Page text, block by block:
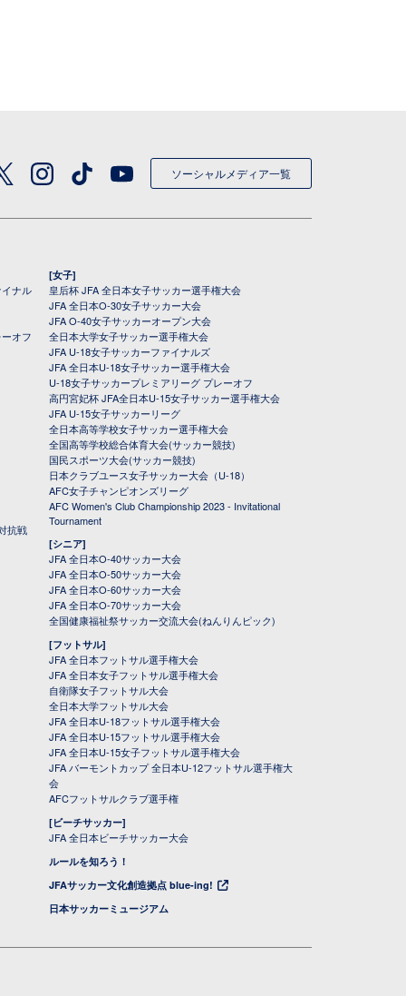
ソーシャルメディア一覧
ナル
オフ
抗戦
[女子]
皇后杯 JFA 全日本女子サッカー選手権大会
JFA 全日本O-30女子サッカー大会
JFA O-40女子サッカーオープン大会
全日本大学女子サッカー選手権大会
JFA U-18女子サッカーファイナルズ
JFA 全日本U-18女子サッカー選手権大会
U-18女子サッカープレミアリーグ プレーオフ
高円宮妃杯 JFA全日本U-15女子サッカー選手権大会
JFA U-15女子サッカーリーグ
全日本高等学校女子サッカー選手権大会
全国高等学校総合体育大会(サッカー競技)
国民スポーツ大会(サッカー競技)
日本クラブユース女子サッカー大会（U-18）
AFC女子チャンピオンズリーグ
AFC Women's Club Championship 2023 - Invitational
Tournament
[シニア]
JFA 全日本O-40サッカー大会
JFA 全日本O-50サッカー大会
JFA 全日本O-60サッカー大会
JFA 全日本O-70サッカー大会
全国健康福祉祭サッカー交流大会(ねんりんピック)
[フットサル]
JFA 全日本フットサル選手権大会
JFA 全日本女子フットサル選手権大会
自衛隊女子フットサル大会
全日本大学フットサル大会
JFA 全日本U-18フットサル選手権大会
JFA 全日本U-15フットサル選手権大会
JFA 全日本U-15女子フットサル選手権大会
JFA バーモントカップ 全日本U-12フットサル選手権大
会
AFCフットサルクラブ選手権
[ビーチサッカー]
JFA 全日本ビーチサッカー大会
ルールを知ろう！
JFAサッカー文化創造拠点 blue-ing!
日本サッカーミュージアム